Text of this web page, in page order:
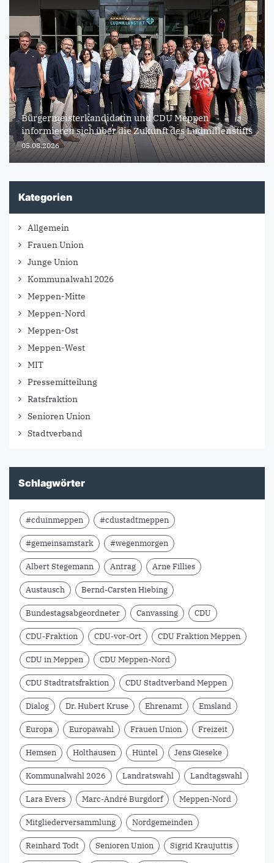
Bürgermeisterkandidatin und CDU Meppen
informieren sich über die Zukunft des Ludmillenstifts
05.08.2026
Kategorien
Allgemein
Frauen Union
Junge Union
Kommunalwahl 2026
Meppen-Mitte
Meppen-Nord
Meppen-Ost
Meppen-West
MIT
Pressemitteilung
Ratsfraktion
Senioren Union
Stadtverband
Schlagwörter
#cduinmeppen #cdustadtmeppen
#gemeinsamstark #wegenmorgen
Albert Stegemann Antrag Arne Fillies
Austausch Bernd-Carsten Hiebing
Bundestagsabgeordneter Canvassing CDU
CDU-Fraktion CDU-vor-Ort CDU Fraktion Meppen
CDU in Meppen CDU Meppen-Nord
CDU Stadtratsfraktion CDU Stadtverband Meppen
Dialog Dr. Hubert Kruse Ehrenamt Emsland
Europa Europawahl Frauen Union Freizeit
Hemsen Holthausen Hüntel Jens Gieseke
Kommunalwahl 2026 Landratswahl Landtagswahl
Lara Evers Marc-André Burgdorf Meppen-Nord
Mitgliederversammlung Nordgemeinden
Reinhard Todt Senioren Union Sigrid Kraujuttis